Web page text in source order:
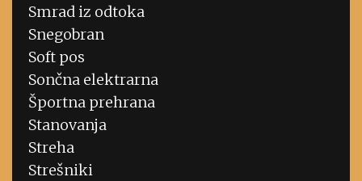
Smrad iz odtoka
Snegobran
Soft pos
Sončna elektrarna
Športna prehrana
Stanovanja
Streha
Strešniki